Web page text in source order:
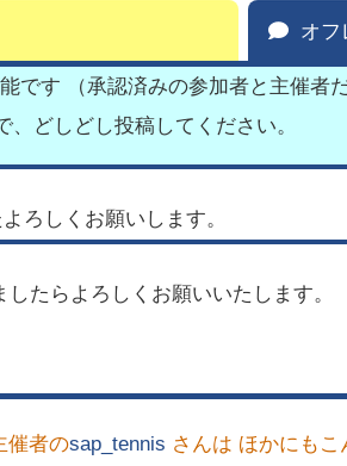
オフ
です （承認済みの参加者と主催者
どしどし投稿してください。
ろしくお願いします。
たらよろしくお願いいたします。
催者のsap_tennis さんは ほかにも